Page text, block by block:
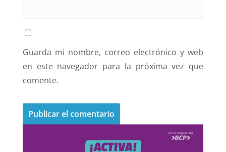
Guarda mi nombre, correo electrónico y web
en este navegador para la próxima vez que
comente.